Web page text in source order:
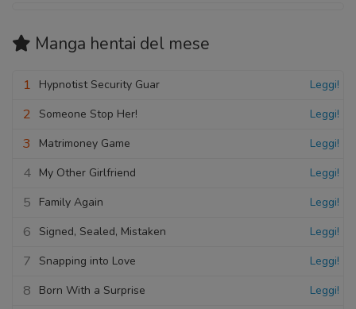
Manga hentai del mese
1 Hypnotist Security Guar Leggi!
2 Someone Stop Her! Leggi!
3 Matrimoney Game Leggi!
4 My Other Girlfriend Leggi!
5 Family Again Leggi!
6 Signed, Sealed, Mistaken Leggi!
7 Snapping into Love Leggi!
8 Born With a Surprise Leggi!